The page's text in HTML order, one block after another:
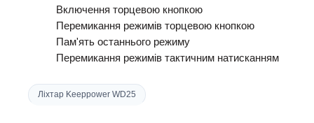
Включення торцевою кнопкою
Перемикання режимів торцевою кнопкою
Пам'ять останнього режиму
Перемикання режимів тактичним натисканням
Ліхтар Keeppower WD25